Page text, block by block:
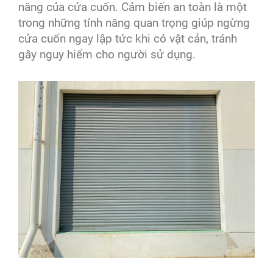
năng của cửa cuốn. Cảm biến an toàn là một
trong những tính năng quan trọng giúp ngừng
cửa cuốn ngay lập tức khi có vật cản, tránh
gây nguy hiểm cho người sử dụng.